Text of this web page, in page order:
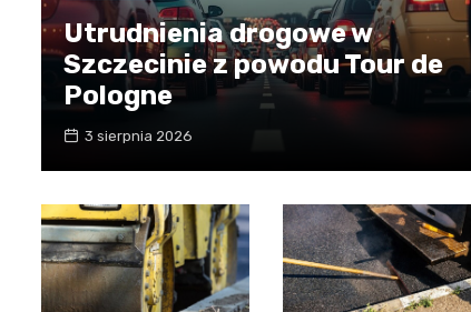
Utrudnienia drogowe w
Szczecinie z powodu Tour de
Pologne
3 sierpnia 2026